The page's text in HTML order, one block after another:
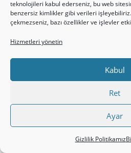
teknolojileri kabul ederseniz, bu web
benzersiz kimlikler gibi verileri işleyebiliriz.
çekmezseniz, bazı özellikler ve işlevler
Hizmetleri yönetin
Kabul
Ret
Ayar
Gizlilik Politikamız
00:00
BEYTSAYDA
ADAMIN
Video